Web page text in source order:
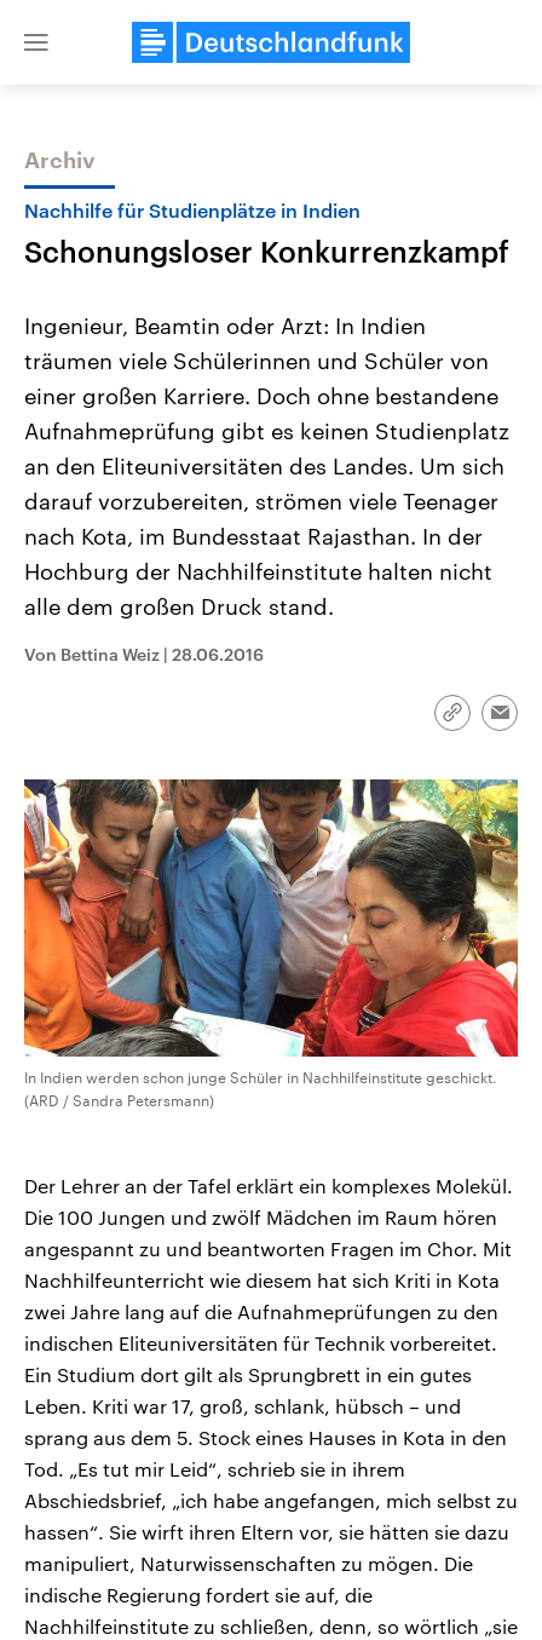
Close
Themen
Landtagswahl Sachsen-Anhalt
2026
Alle Informationen
Sachsen-Anhalt wählt am 6.
September 2026 einen neuen
Landtag. Seit 2021 wird das
Bundesland von einer Koalition aus
Umfragen, Prognosen,
Wahlprogramme, aktuelle Berichte
und Hintergründe zu den Parteien
Wahl.
USA
Aktuelle Beiträge,
Hintergründe
Wirtschaftlich und
gehören die Vereinigten
den mächtigsten Ländern
mit großem Einfluss auf
Sendungen Programm Podcasts
Archiv
Nachhilfe für Studienplätze in Indien
Schonungsloser Konkurrenzkampf
Ingenieur, Beamtin oder Arzt: In Indien
träumen viele Schülerinnen und Schüler von
einer großen Karriere. Doch ohne bestandene
Aufnahmeprüfung gibt es keinen Studienplatz
an den Eliteuniversitäten des Landes. Um sich
darauf vorzubereiten, strömen viele Teenager
nach Kota, im Bundesstaat Rajasthan. In der
Hochburg der Nachhilfeinstitute halten nicht
alle dem großen Druck stand.
Von Bettina Weiz | 28.06.2016
Link
In Indien werden schon junge Schüler in Nachhilfeinstitute geschickt.
(ARD / Sandra Petersmann)
Der Lehrer an der Tafel erklärt ein komplexes Molekül.
Die 100 Jungen und zwölf Mädchen im Raum hören
angespannt zu und beantworten Fragen im Chor. Mit
Nachhilfeunterricht wie diesem hat sich Kriti in Kota
zwei Jahre lang auf die Aufnahmeprüfungen zu den
indischen Eliteuniversitäten für Technik vorbereitet.
Ein Studium dort gilt als Sprungbrett in ein gutes
Leben. Kriti war 17, groß, schlank, hübsch – und
sprang aus dem 5. Stock eines Hauses in Kota in den
Tod. „Es tut mir Leid“, schrieb sie in ihrem
Abschiedsbrief, „ich habe angefangen, mich selbst zu
hassen“. Sie wirft ihren Eltern vor, sie hätten sie dazu
manipuliert, Naturwissenschaften zu mögen. Die
indische Regierung fordert sie auf, die
Nachhilfeinstitute zu schließen, denn, so wörtlich „sie